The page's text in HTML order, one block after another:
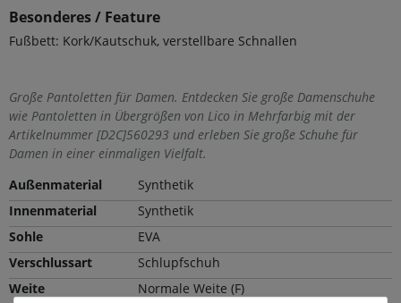
Besonderes / Feature
Fußbett: Kork/Kautschuk, verstellbare Schnallen
Große Pantoletten für Damen. Entdecken Sie große Damenschuhe
wie Pantoletten in Übergrößen von Lico in Mehrfarbig mit der
Artikelnummer [D2C]560293 und erleben Sie große Schuhe für
Damen in einer einmaligen Vielfalt.
Außenmaterial
Synthetik
Innenmaterial
Synthetik
Sohle
EVA
Verschlussart
Schlupfschuh
Weite
Normale Weite (F)